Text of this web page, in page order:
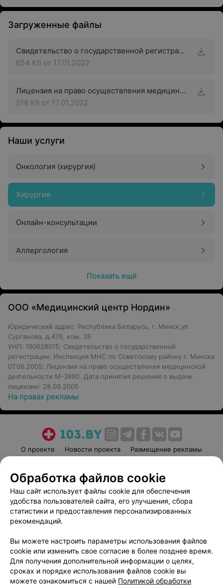
Загруженные файлы
Свидетельство о государственной регистрации
654 Кб от 17.01.2022
Лицензия на право осуществления медицинской деятельности
518 Кб от 17.01.2022
Наши услуги
Онкология (хирургия)
Хирургия
Онлайн-консультации
Аллергология
Показать ещё
ООО «Медицинский центр Нордин»
Юридический адрес: Республика Беларусь, г. Минск,ул.
Сурганова, д.47б, ком. 35
УНП: 190628015; Свидетельство о государственной
регистрации: Инспекция МНС по Советскому району г. Минска
07.06.2005; Лицензия на право осуществления медицинской
деятельности М-3890. Дата принятия решения о выдаче
лицензии: 28.09.2005
На правах рекламы
О проекте Новости проекта
Размещение рекламы
Пользовательское соглашение
Способы оплаты
Вакансии
Партнеры
Написать руководителю 103.by
Обработка персональных данных
Обработка файлов cookie
Наш сайт использует файлы cookie для обеспечения
удобства пользователей сайта, его улучшения, сбора
статистики и предоставления персонализированных
рекомендаций.
Вы можете настроить параметры использования файлов
cookie или изменить свое согласие в более позднее время.
Для получения дополнительной информации о целях,
сроках и порядке использования файлов cookie вы
можете ознакомиться с нашей Политикой обработки